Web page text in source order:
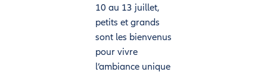
10 au 13 juillet,
petits et grands
sont les bienvenus
pour vivre
l’ambiance unique